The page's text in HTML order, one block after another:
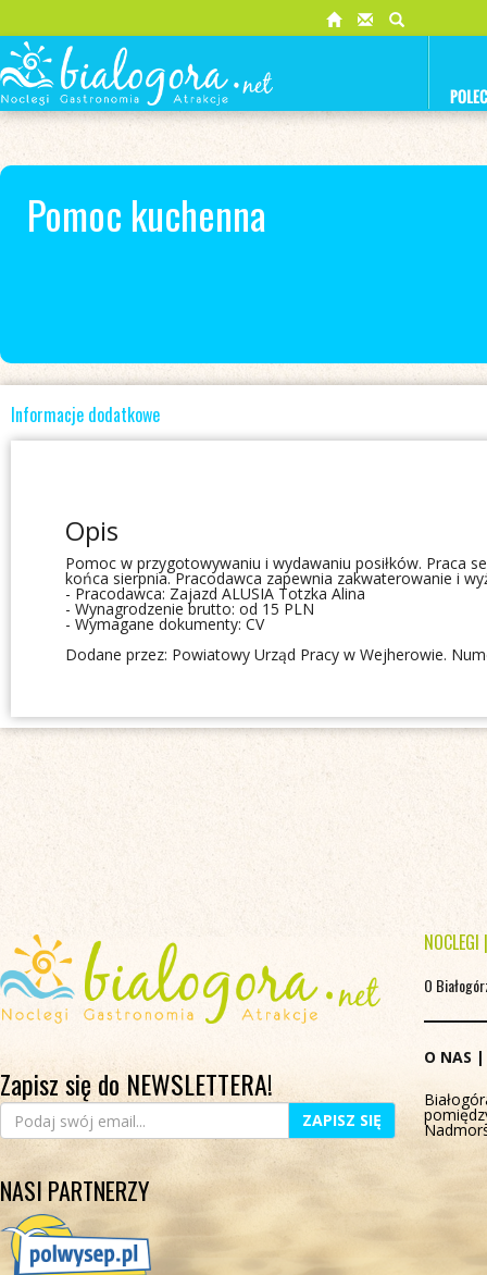
Pomoc kuchenna
Informacje dodatkowe
Opis
Pomoc w przygotowywaniu i wydawaniu posiłków. Praca
końca sierpnia. Pracodawca zapewnia zakwaterowanie i
- Pracodawca: Zajazd ALUSIA Totzka Alina
- Wynagrodzenie brutto: od 15 PLN
- Wymagane dokumenty: CV
Dodane przez: Powiatowy Urząd Pracy w Wejherowie.
Zapisz się do NEWSLETTERA!
ZAPISZ SIĘ
NASI PARTNERZY
NOCLEGI
O
O NAS